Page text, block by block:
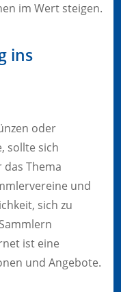
im Wert steigen.
ins
oder
sollte sich
Thema
und
sich zu
ist eine
und Angebote.